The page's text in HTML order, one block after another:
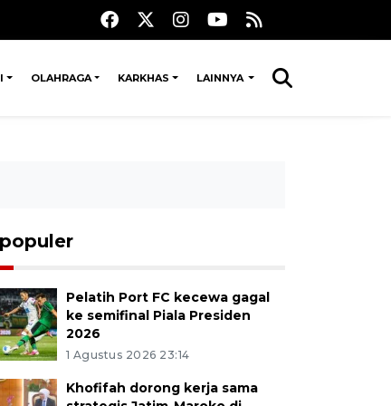
OLAHRAGA KARKHAS LAINNYA
Pelatih Port FC kecewa gagal
ke semifinal Piala Presiden
2026
1 Agustus 2026 23:14
Khofifah dorong kerja sama